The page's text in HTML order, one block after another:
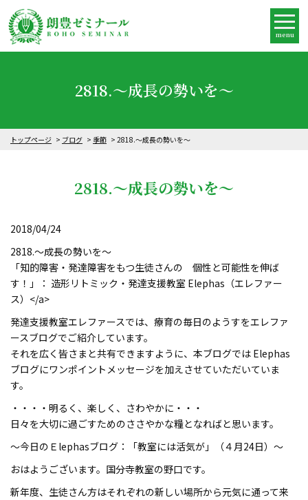
menu
2818.～成長の勢いを～
トップページ ブログ 季節 2818.～成長の勢いを～
2818.～成長の勢いを～
2018/04/24
2818.～成長の勢いを～
「知的障害・発達障害をもつ生徒さんの 個性と可能性を伸ば
す！」： 造形リトミック・発達支援教室 Elephas（エレファー
ス）</a>
発達支援教室エレファースでは、療育の毎日のようすをエレファ
ースブログでご紹介しています。
それを広く皆さまと共有できますように、本ブログでは Elephas
ブログにワンポイントメッセージを加えさせていただいていま
す。
・・・・明るく、楽しく、さわやかに・・・
日々を大切に過ごすためのささやかな糧となればと思います。
～今日のＥlephasブログ：「教室には活気が」（４月24日）～
おはようございます。国分寺教室の野口です。
新年度、生徒さん方はそれぞれの新しい場所から元気に通って来